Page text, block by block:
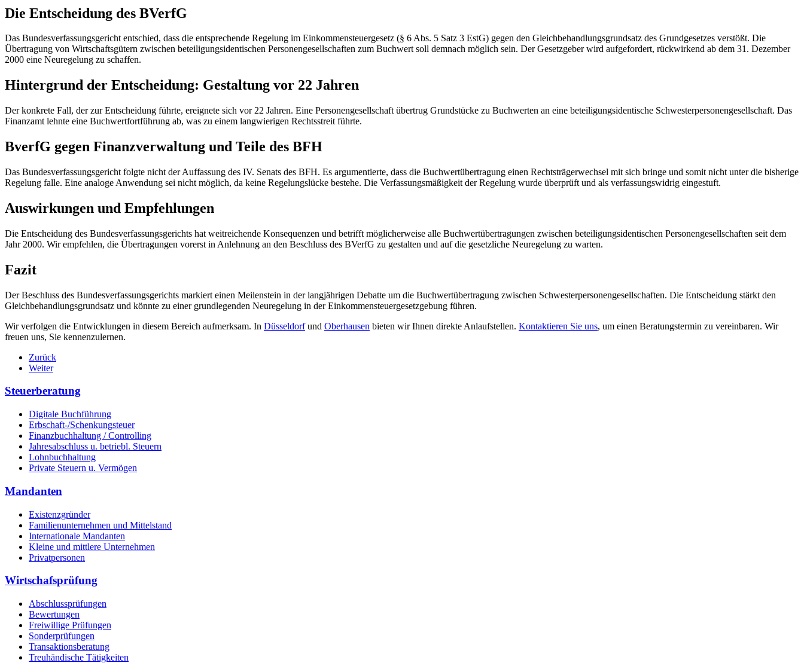
Die Entscheidung des BVerfG
Das Bundesverfassungsgericht entschied, dass die entsprechende Regelung im Einkommensteuergesetz (§ 6 Abs. 5 Satz 3 EstG) gegen den Gleichbehandlungsgrundsatz des Grundgesetzes verstößt. Die
Übertragung von Wirtschaftsgütern zwischen beteiligungsidentischen Personengesellschaften zum Buchwert soll demnach möglich sein. Der Gesetzgeber wird aufgefordert, rückwirkend ab dem 31. Dezember
2000 eine Neuregelung zu schaffen.
Hintergrund der Entscheidung: Gestaltung vor 22 Jahren
Der konkrete Fall, der zur Entscheidung führte, ereignete sich vor 22 Jahren. Eine Personengesellschaft übertrug Grundstücke zu Buchwerten an eine beteiligungsidentische Schwesterpersonengesellschaft. Das
Finanzamt lehnte eine Buchwertfortführung ab, was zu einem langwierigen Rechtsstreit führte.
BverfG gegen Finanzverwaltung und Teile des BFH
Das Bundesverfassungsgericht folgte nicht der Auffassung des IV. Senats des BFH. Es argumentierte, dass die Buchwertübertragung einen Rechtsträgerwechsel mit sich bringe und somit nicht unter die bisherige
Regelung falle. Eine analoge Anwendung sei nicht möglich, da keine Regelungslücke bestehe. Die Verfassungsmäßigkeit der Regelung wurde überprüft und als verfassungswidrig eingestuft.
Auswirkungen und Empfehlungen
Die Entscheidung des Bundesverfassungsgerichts hat weitreichende Konsequenzen und betrifft möglicherweise alle Buchwertübertragungen zwischen beteiligungsidentischen Personengesellschaften seit dem
Jahr 2000. Wir empfehlen, die Übertragungen vorerst in Anlehnung an den Beschluss des BVerfG zu gestalten und auf die gesetzliche Neuregelung zu warten.
Fazit
Der Beschluss des Bundesverfassungsgerichts markiert einen Meilenstein in der langjährigen Debatte um die Buchwertübertragung zwischen Schwesterpersonengesellschaften. Die Entscheidung stärkt den
Gleichbehandlungsgrundsatz und könnte zu einer grundlegenden Neuregelung in der Einkommensteuergesetzgebung führen.
Wir verfolgen die Entwicklungen in diesem Bereich aufmerksam. In Düsseldorfund Oberhausen bieten wir Ihnen direkte Anlaufstellen. Kontaktieren Sie uns, um einen Beratungstermin zu vereinbaren. Wir
freuen uns, Sie kennenzulernen.
Zurück
Weiter
Steuerberatung
Digitale Buchführung
Erbschaft-/Schenkungsteuer
Finanzbuchhaltung / Controlling
Jahresabschluss u. betriebl. Steuern
Lohnbuchhaltung
Private Steuern u. Vermögen
Mandanten
Existenzgründer
Familienunternehmen und Mittelstand
Internationale Mandanten
Kleine und mittlere Unternehmen
Privatpersonen
Wirtschafsprüfung
Abschlussprüfungen
Bewertungen
Freiwillige Prüfungen
Sonderprüfungen
Transaktionsberatung
Treuhändische Tätigkeiten